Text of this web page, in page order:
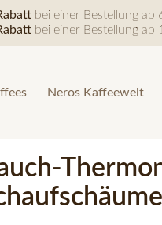
bei einer Bestellung ab
bei einer Bestellung ab
Neros Kaffeewelt